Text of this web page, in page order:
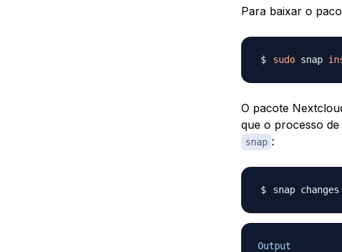
Para baixar o
sudo snap
O pacote
que o processo
snap :
Output